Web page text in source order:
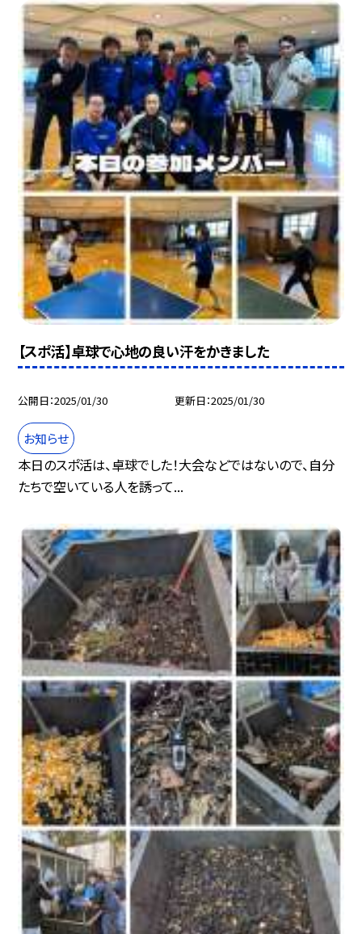
【スポ活】卓球で心地の良い汗をかきました
公開日 2025/01/30 更新日 2025/01/30
お知らせ
本日のスポ活は、卓球でした！大会などではないので、自分
たちで空いている人を誘って...